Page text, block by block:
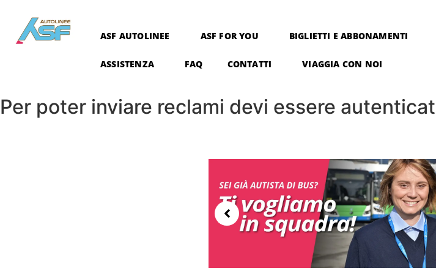
ASF AUTOLINEE ASF FOR YOU BIGLIETTI E ABBONAMENTI
ASSISTENZA FAQ CONTATTI VIAGGIA CON NOI
Per poter inviare reclami devi essere